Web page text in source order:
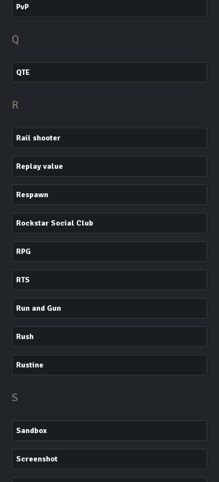
PvP
Q
QTE
R
Rail shooter
Replay value
Respawn
Rockstar Social Club
RPG
RTS
Run and Gun
Rush
Rustine
S
Sandbox
Screenshot